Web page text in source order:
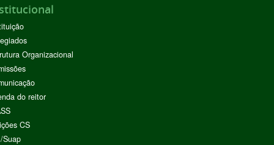
Organizacional
do reitor
CS
Suap